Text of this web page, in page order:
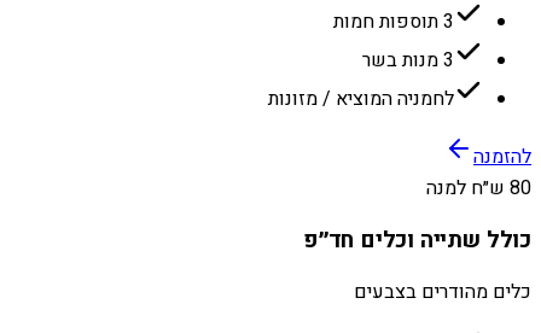
3 תוספות חמות
3 מנות בשר
לחמניה המוציא / מזונות
להזמנה
80 ש״ח למנה
כולל שתייה וכלים חד״פ
כלים מהודרים בצבעים